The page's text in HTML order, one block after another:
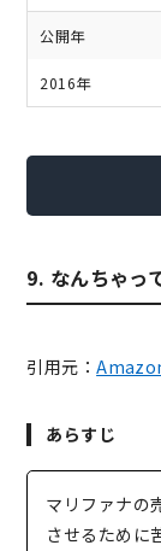
公開年
2016年
9. なんちゃっ
引用元：
あらすじ
マリファナの
させるために